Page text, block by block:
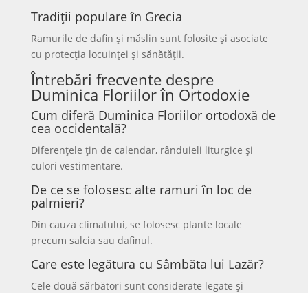
Tradiții populare în Grecia
Ramurile de dafin și măslin sunt folosite și asociate
cu protecția locuinței și sănătății.
Întrebări frecvente despre
Duminica Floriilor în Ortodoxie
Cum diferă Duminica Floriilor ortodoxă de
cea occidentală?
Diferențele țin de calendar, rânduieli liturgice și
culori vestimentare.
De ce se folosesc alte ramuri în loc de
palmieri?
Din cauza climatului, se folosesc plante locale
precum salcia sau dafinul.
Care este legătura cu Sâmbăta lui Lazăr?
Cele două sărbători sunt considerate legate și